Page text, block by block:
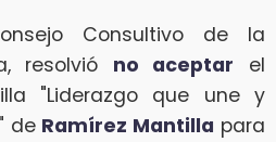
Consultivo de la
resolvió no aceptar el
"Liderazgo que une y
de Ramírez Mantilla para